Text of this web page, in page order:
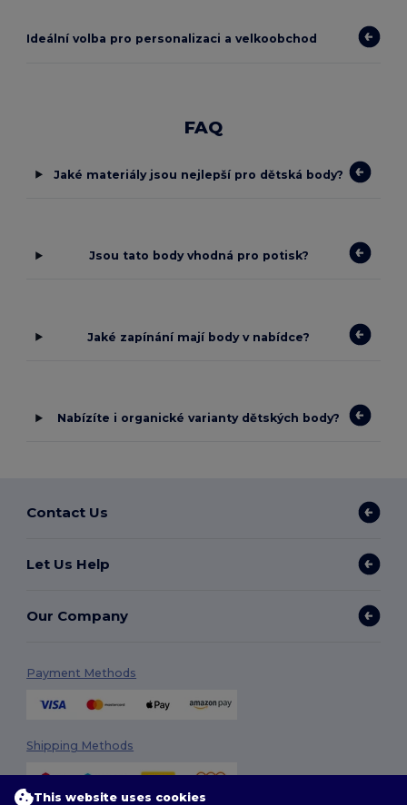
Ideální volba pro personalizaci a velkoobchod
FAQ
Jaké materiály jsou nejlepší pro dětská body?
Jsou tato body vhodná pro potisk?
Jaké zapínání mají body v nabídce?
Nabízíte i organické varianty dětských body?
Contact Us
Let Us Help
Our Company
Payment Methods
Shipping Methods
This website uses cookies